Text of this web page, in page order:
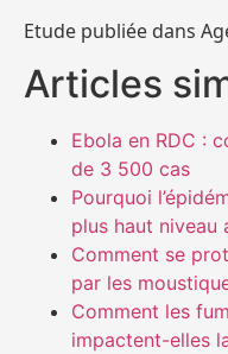
Etude publiée dans
Articles
Ebola en RDC :
de 3 500 cas
Pourquoi
plus haut niveau
Comment se
par les
Comment les
impactent-elles